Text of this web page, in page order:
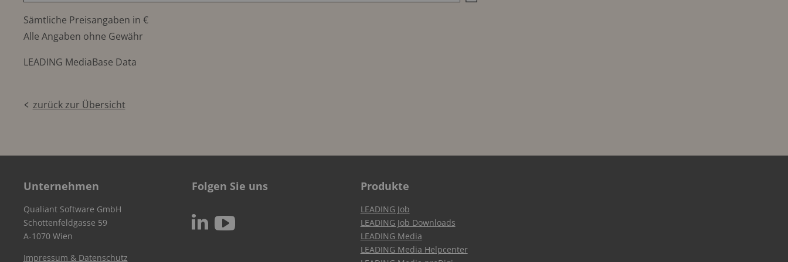
Sämtliche Preisangaben in €
Alle Angaben ohne Gewähr
LEADING MediaBase Data
zurück zur Übersicht
Unternehmen
Qualiant Software GmbH
Schottenfeldgasse 59
A-1070 Wien
Impressum & Datenschutz
Folgen Sie uns
N c
Produkte
LEADING Job
LEADING Job Downloads
LEADING Media
LEADING Media Helpcenter